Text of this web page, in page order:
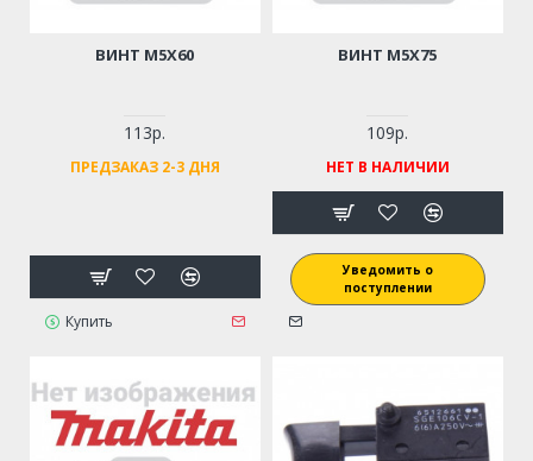
ВИНТ M5Х60
113р.
ПРЕДЗАКАЗ 2-3 ДНЯ
Купить
ВИНТ M5Х75
109р.
НЕТ В НАЛИЧИИ
Уведомить о
поступлении